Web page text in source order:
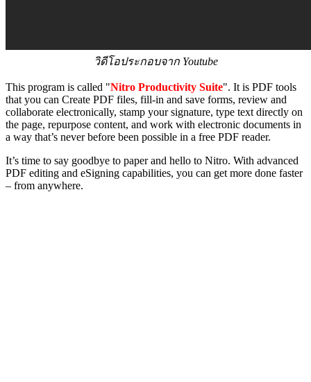
วิดีโอประกอบจาก Youtube
This program is called "Nitro Productivity Suite". It is PDF tools
that you can Create PDF files, fill-in and save forms, review and
collaborate electronically, stamp your signature, type text directly on
the page, repurpose content, and work with electronic documents in
a way that’s never before been possible in a free PDF reader.
It’s time to say goodbye to paper and hello to Nitro. With advanced
PDF editing and eSigning capabilities, you can get more done faster
– from anywhere.